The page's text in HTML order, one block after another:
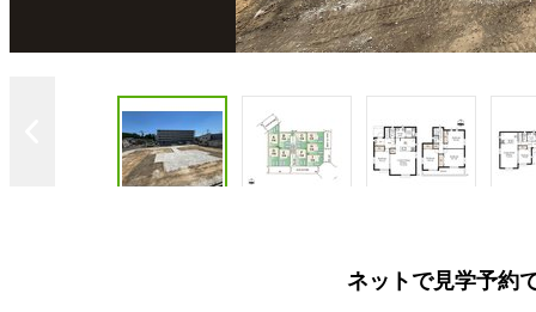
ネットで見学予約